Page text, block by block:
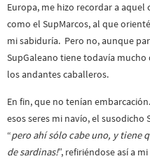
Europa, me hizo recordar a aquel
como el SupMarcos, al que
mi sabiduría. Pero no, aunque
SupGaleano tiene todavía
los andantes caballeros.
En fin, que no tenían
esos seres mi navío, el susodicho
“pero ahí sólo cabe uno, y tiene
de sardinas!”, refiriéndose así a